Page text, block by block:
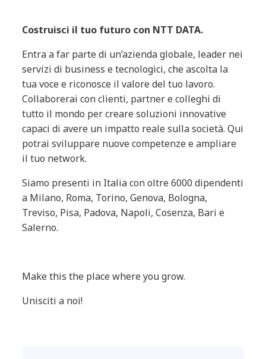
Costruisci il tuo futuro con NTT DATA.
Entra a far parte di un’azienda globale, leader nei
servizi di business e tecnologici, che ascolta la
tua voce e riconosce il valore del tuo lavoro.
Collaborerai con clienti, partner e colleghi di
tutto il mondo per creare soluzioni innovative
capaci di avere un impatto reale sulla società. Qui
potrai sviluppare nuove competenze e ampliare
il tuo network.
Siamo presenti in Italia con oltre 6000 dipendenti
a Milano, Roma, Torino, Genova, Bologna,
Treviso, Pisa, Padova, Napoli, Cosenza, Bari e
Salerno.
Make this the place where you grow.
Unisciti a noi!